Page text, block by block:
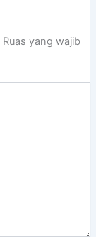
Ruas yang wajib